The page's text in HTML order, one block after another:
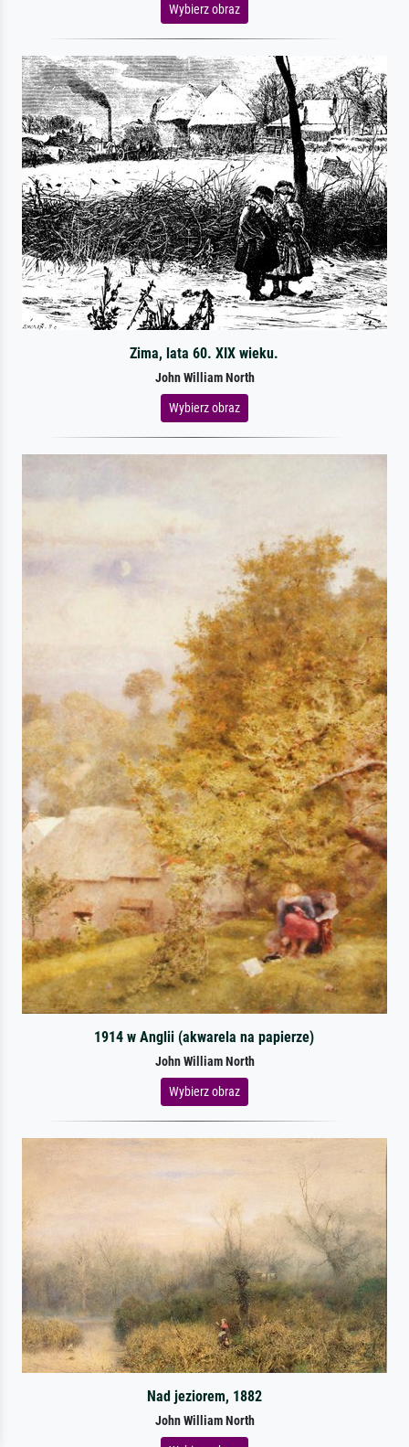
Wybierz obraz
Zima, lata 60. XIX wieku.
John William North
Wybierz obraz
1914 w Anglii (akwarela na papierze)
John William North
Wybierz obraz
Nad jeziorem, 1882
John William North